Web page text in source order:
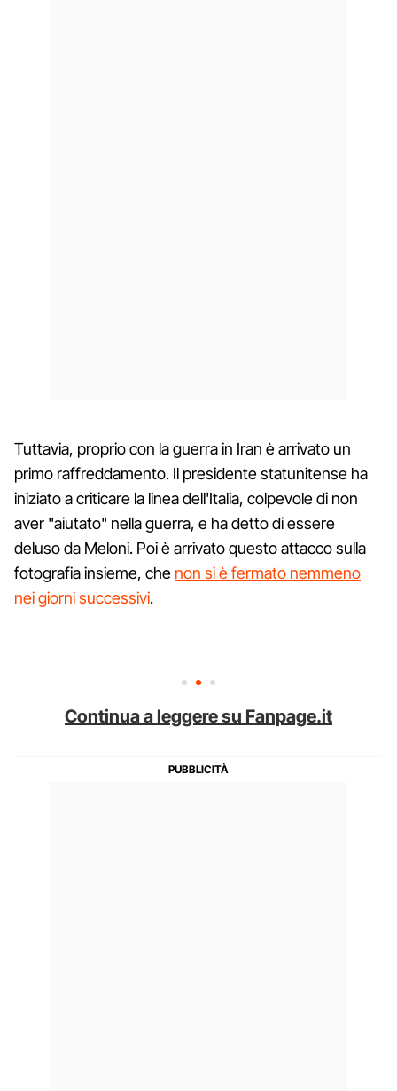
Tuttavia, proprio con la guerra in Iran è arrivato un
primo raffreddamento. Il presidente statunitense ha
iniziato a criticare la linea dell'Italia, colpevole di non
aver "aiutato" nella guerra, e ha detto di essere
deluso da Meloni. Poi è arrivato questo attacco sulla
fotografia insieme, che non si è fermato nemmeno
nei giorni successivi.
Continua a leggere su Fanpage.it